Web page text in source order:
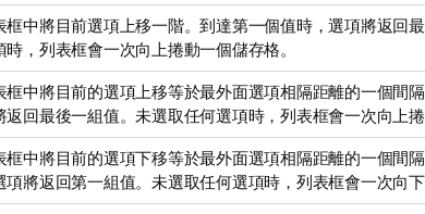
框中將目前選項上移一階。到達第一個值時，選項將返回
時，列表框會一次向上捲動一個儲存格。
框中將目前的選項上移等於最外面選項相隔距離的一個間
返回最後一組值。未選取任何選項時，列表框會一次向上捲
框中將目前的選項下移等於最外面選項相隔距離的一個間
項將返回第一組值。未選取任何選項時，列表框會一次向下